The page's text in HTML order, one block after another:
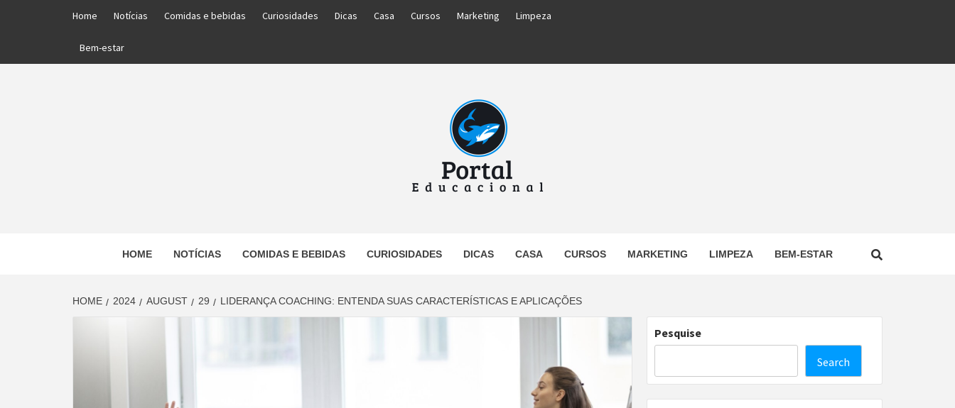
Home Notícias Comidas e bebidas Curiosidades Dicas Casa Cursos Marketing Limpeza
Bem-estar
PORTAL
EDUCACIONAL
HOME NOTÍCIAS COMIDAS E BEBIDAS CURIOSIDADES DICAS CASA CURSOS MARKETING LIMPEZA BEM-ESTAR
HOME 2024 AUGUST 29 LIDERANÇA COACHING: ENTENDA SUAS CARACTERÍSTICAS E APLICAÇÕES
Pesquise
Search